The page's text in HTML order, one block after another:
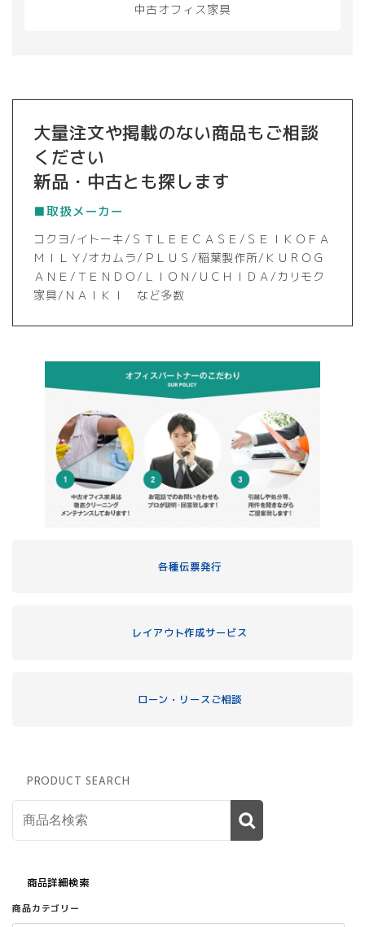
中古オフィス家具
大量注文や掲載のない商品もご相談
ください
新品・中古とも探します
■取扱メーカー
コクヨ/イトーキ/ＳＴＬＥＥＣＡＳＥ/ＳＥＩＫＯＦＡ
ＭＩＬＹ/オカムラ/ＰＬＵＳ/稲葉製作所/ＫＵＲＯＧ
ＡＮＥ/ＴＥＮＤＯ/ＬＩＯＮ/ＵＣＨＩＤＡ/カリモク
家具/ＮＡＩＫＩ など多数
各種伝票発行
レイアウト作成サービス
ローン・リースご相談
PRODUCT SEARCH
商品詳細検索
商品カテゴリー